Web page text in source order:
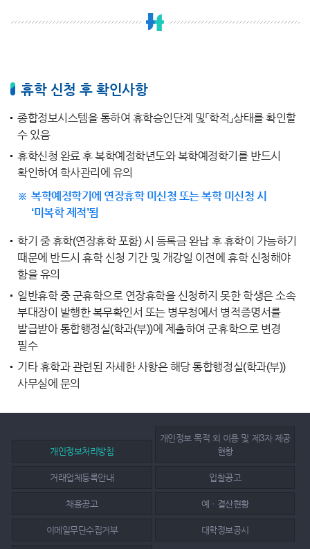
휴학 신청 후 확인사항
종합정보시스템을 통하여 휴학승인단계 및「학적」상태를 확인할
수 있음
휴학신청 완료 후 복학예정학년도와 복학예정학기를 반드시
확인하여 학사관리에 유의
복학예정학기에 연장휴학 미신청 또는 복학 미신청 시
‘미복학 제적’됨
학기 중 휴학(연장휴학 포함) 시 등록금 완납 후 휴학이 가능하기
때문에 반드시 휴학 신청 기간 및 개강일 이전에 휴학 신청해야
함을 유의
일반휴학 중 군휴학으로 연장휴학을 신청하지 못한 학생은 소속
부대장이 발행한 복무확인서 또는 병무청에서 병적증명서를
발급받아 통합행정실(학과(부))에 제출하여 군휴학으로 변경
필수
기타 휴학과 관련된 자세한 사항은 해당 통합행정실(학과(부))
사무실에 문의
개인정보처리방침
개인정보 목적 외 이용 및 제3자 제공
현황
거래업체등록안내 입찰공고
채용공고 예ㆍ결산현황
이메일무단수집거부 대학정보공시